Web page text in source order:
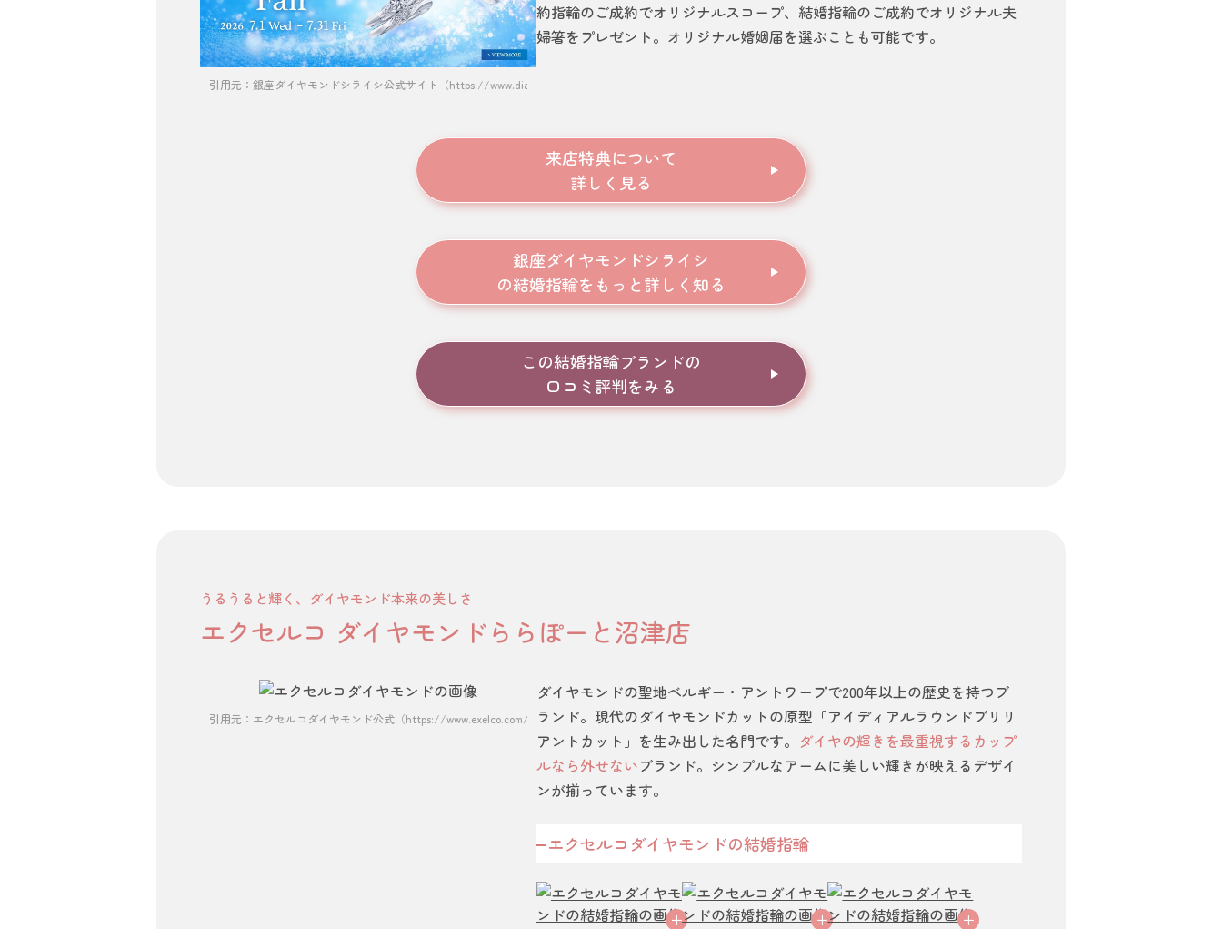
引用元：銀座ダイヤモンドシライシ公式サイト（https://www.diamond-shiraishi.jp/）
約指輪のご成約でオリジナルスコープ、結婚指輪のご成約でオリジナル夫
婦箸をプレゼント。オリジナル婚姻届を選ぶことも可能です。
来店特典について
詳しく見る
銀座ダイヤモンドシライシ
の結婚指輪を もっと詳しく知る
この結婚指輪ブランドの
口コミ評判をみる
うるうると輝く、ダイヤモンド本来の美しさ
エクセルコ ダイヤモンドららぽーと沼津店
引用元：エクセルコダイヤモンド公式（https://www.exelco.com/）
ダイヤモンドの聖地ベルギー・アントワープで200年以上の歴史を持つブ
ランド。現代のダイヤモンドカットの原型「アイディアルラウンドブリリ
アントカット」を生み出した名門です。 ダイヤの輝きを最重視するカップ
ルなら外せないブランド。シンプルなアームに美しい輝きが映えるデザイ
ンが揃っています。
エクセルコダイヤモンドの結婚指輪